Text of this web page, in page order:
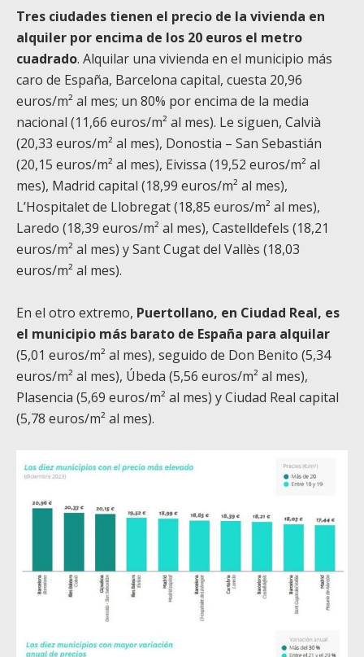
Tres ciudades tienen el precio de la vivienda en
alquiler por encima de los 20 euros el metro
cuadrado. Alquilar una vivienda en el municipio más
caro de España, Barcelona capital, cuesta 20,96
euros/m² al mes; un 80% por encima de la media
nacional (11,66 euros/m² al mes). Le siguen, Calvià
(20,33 euros/m² al mes), Donostia – San Sebastián
(20,15 euros/m² al mes), Eivissa (19,52 euros/m² al
mes), Madrid capital (18,99 euros/m² al mes),
L’Hospitalet de Llobregat (18,85 euros/m² al mes),
Laredo (18,39 euros/m² al mes), Castelldefels (18,21
euros/m² al mes) y Sant Cugat del Vallès (18,03
euros/m² al mes).
En el otro extremo, Puertollano, en Ciudad Real, es
el municipio más barato de España para alquilar
(5,01 euros/m² al mes), seguido de Don Benito (5,34
euros/m² al mes), Úbeda (5,56 euros/m² al mes),
Plasencia (5,69 euros/m² al mes) y Ciudad Real capital
(5,78 euros/m² al mes).